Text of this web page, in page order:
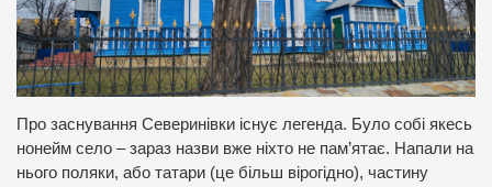
Про заснування Северинівки існує легенда. Було собі якесь
нонейм село – зараз назви вже ніхто не пам’ятає. Напали на
нього поляки, або татари (це більш вірогідно), частину